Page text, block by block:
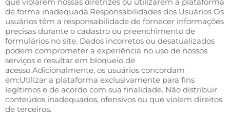
de forma inadequada.Responsabilidades dos Usuários Os
usuários têm a responsabilidade de fornecer informações
precisas durante o cadastro ou preenchimento de
formulários no site. Dados incorretos ou desatualizados
podem comprometer a experiência no uso de nossos
serviços e resultar em bloqueio de
acesso.Adicionalmente, os usuários concordam
em:Utilizar a plataforma exclusivamente para fins
legítimos e de acordo com sua finalidade. Não distribuir
conteúdos inadequados, ofensivos ou que violem direitos
de terceiros.